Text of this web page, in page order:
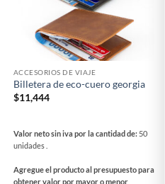
ACCESORIOS DE VIAJE
Billetera de eco-cuero georgia
$11,444
Valor neto sin iva por la cantidad de: 50
unidades .
Agregue el producto al presupuesto para
obtener valor por mayor o menor